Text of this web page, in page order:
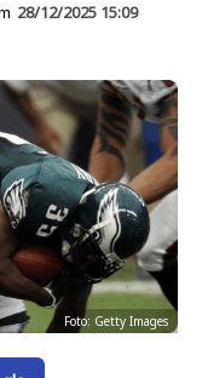
28/12/2025 15:09
Foto: Getty Images